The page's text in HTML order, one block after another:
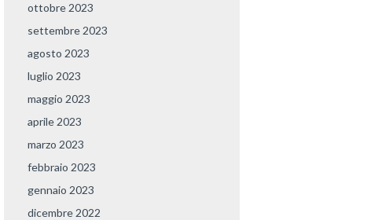
ottobre 2023
settembre 2023
agosto 2023
luglio 2023
maggio 2023
aprile 2023
marzo 2023
febbraio 2023
gennaio 2023
dicembre 2022